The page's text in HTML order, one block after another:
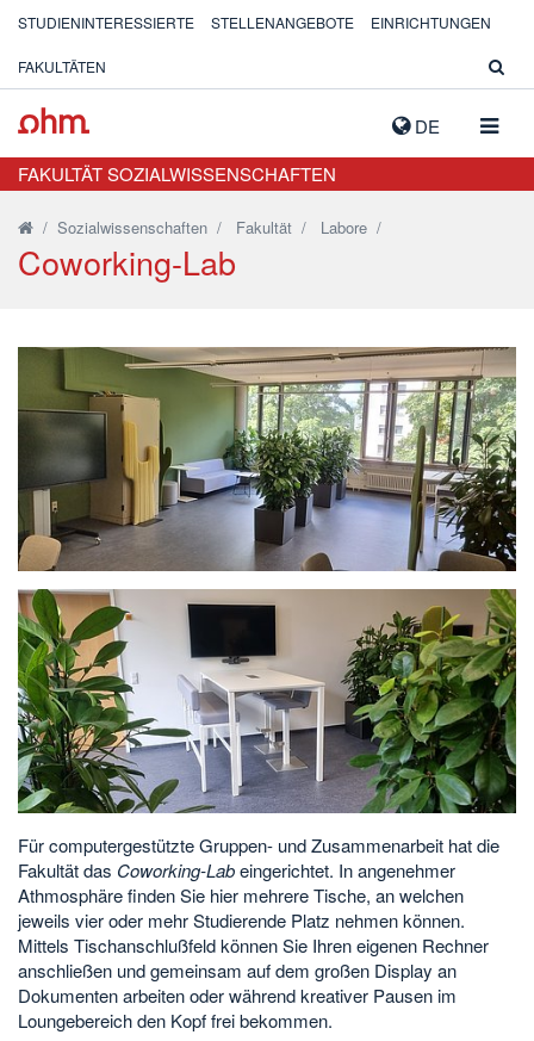
DE
STUDIENINTERESSIERTE STELLENANGEBOTE EINRICHTUNGEN
FAKULTÄTEN
FAKULTÄT SOZIALWISSENSCHAFTEN
/ Sozialwissenschaften / Fakultät / Labore /
Coworking-Lab
Für computergestützte Gruppen- und Zusammenarbeit hat die
Fakultät das Coworking-Labeingerichtet. In angenehmer
Athmosphäre finden Sie hier mehrere Tische, an welchen
jeweils vier oder mehr Studierende Platz nehmen können.
Mittels Tischanschlußfeld können Sie Ihren eigenen Rechner
anschließen und gemeinsam auf dem großen Display an
Dokumenten arbeiten oder während kreativer Pausen im
Loungebereich den Kopf frei bekommen.